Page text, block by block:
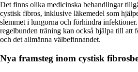
Det finns olika medicinska behandlingar
cystisk fibros, inklusive läkemedel som
slemmet i lungorna och förhindra
regelbunden träning kan också hjälpa till att
och det allmänna välbefinnandet.
Nya framsteg inom cystisk